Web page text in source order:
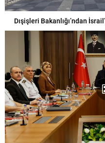
Dışişleri Bakanlığı’ndan